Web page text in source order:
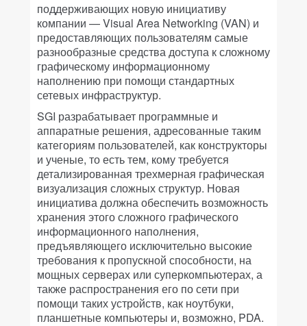
поддерживающих новую инициативу
компании — Visual Area Networking (VAN) и
предоставляющих пользователям самые
разнообразные средства доступа к сложному
графическому информационному
наполнению при помощи стандартных
сетевых инфраструктур.
SGI разрабатывает программные и
аппаратные решения, адресованные таким
категориям пользователей, как конструкторы
и ученые, то есть тем, кому требуется
детализированная трехмерная графическая
визуализация сложных структур. Новая
инициатива должна обеспечить возможность
хранения этого сложного графического
информационного наполнения,
предъявляющего исключительно высокие
требования к пропускной способности, на
мощных серверах или суперкомпьютерах, а
также распространения его по сети при
помощи таких устройств, как ноутбуки,
планшетные компьютеры и, возможно, PDA.